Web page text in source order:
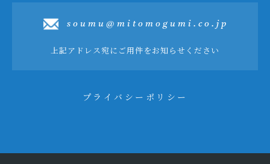
soumu@mitomogumi.co.jp
上記アドレス宛にご用件をお知らせください
プライバシーポリシー